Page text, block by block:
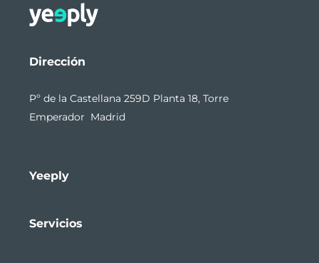
Dirección
Pº de la Castellana 259D Planta 18, Torre
Emperador Madrid
Yeeply
Servicios